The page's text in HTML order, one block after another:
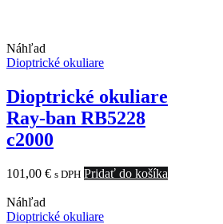
Náhľad
Dioptrické okuliare
Dioptrické okuliare
Ray-ban RB5228
c2000
101,00 € s DPH Pridať do košíka
Náhľad
Dioptrické okuliare